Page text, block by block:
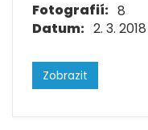
Fotografií: 8
Datum: 2. 3. 2018
Zobrazit